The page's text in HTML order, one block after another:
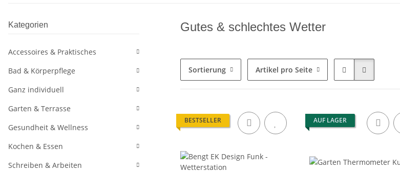
Gutes & schlechtes Wetter
Sortierung Artikel pro Seite
BESTSELLER AUF LAGER
Kategorien
Accessoires & Praktisches
Bad & Körperpflege
Ganz individuell
Garten & Terrasse
Gesundheit & Wellness
Kochen & Essen
Schreiben & Arbeiten